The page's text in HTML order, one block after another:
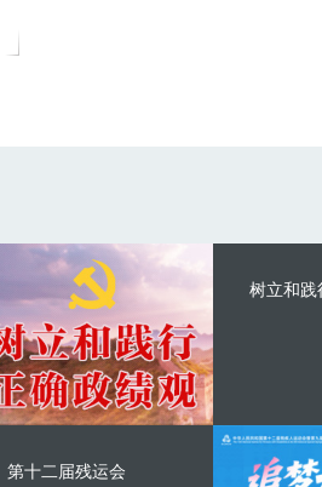
树立和践
第十二届残运会